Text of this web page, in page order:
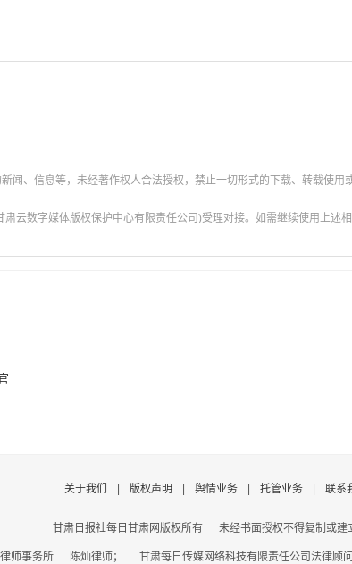
闻、信息等，未经著作权人合法授权，禁止一切形式的下载、转载使用
云数字媒体版权保护中心有限责任公司)受理对接。如需继续使用上述
关于我们 版权声明 舆情业务 托管业务 联系
甘肃日报社每日甘肃网版权所有 未经书面授权不得复制或建
律师事务所 陈灿律师； 甘肃每日传媒网络科技有限责任公司法律